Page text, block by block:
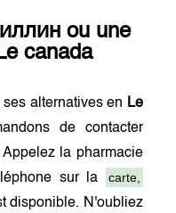
ou une
canada
ses alternatives en Le
de contacter
Appelez la pharmacie
sur la
carte,
disponible. N'oubliez